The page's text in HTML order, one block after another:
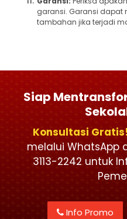
garansi. Garansi dapat
tambahan jika terjadi
Siap
Konsultasi Gratis!
melalui WhatsApp
3113-2242 untuk
Info Promo